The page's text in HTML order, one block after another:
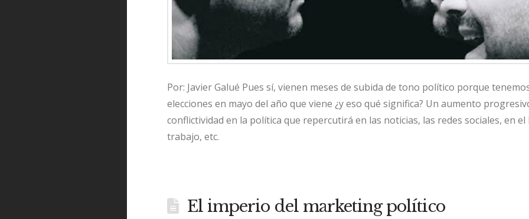
Por: Javier Galué Pues sí, vienen meses de subida de tono político porque
elecciones en mayo del año que viene ¿y eso qué significa? Un aumento
conflictividad en la política que repercutirá en las noticias, las redes sociales, en el
trabajo, etc.
El imperio del marketing político